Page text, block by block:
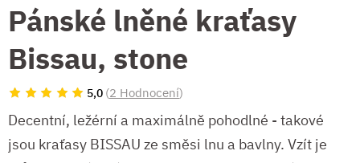
Pánské lněné kraťasy
Bissau, stone
5,0 (2 Hodnocení)
Decentní, ležérní a maximálně pohodlné - takové
jsou kraťasy BISSAU ze směsi lnu a bavlny. Vzít je